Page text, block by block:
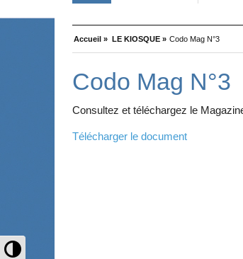
Passer en contraste élevé
Accueil » LE KIOSQUE » Codo Mag N°3
Codo Mag N°3
Consultez et téléchargez le
Télécharger le document